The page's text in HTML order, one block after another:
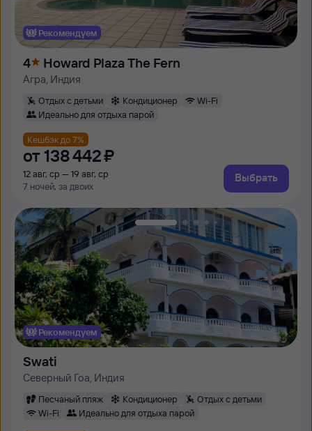
Рекомендуем
4 Howard Plaza The Fern
Агра, Индия
Отдых с детьми Кондиционер
Wi-Fi
Идеально для отдыха парой
Кешбэк до 7%
от 138 ⁠442 ⁠₽
12 авг, ср — 19 авг, ср
7 ночей, за двоих
Выбрать
Рекомендуем
Swati
Северный Гоа, Индия
Песчаный пляж Кондиционер
Отдых с детьми
Wi-Fi
Идеально для отдыха парой